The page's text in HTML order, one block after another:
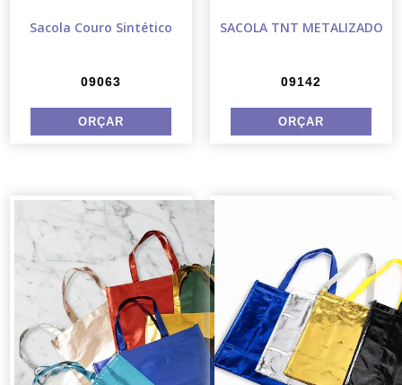
Sacola Couro Sintético
09063
SACOLA TNT METALIZADO
09142